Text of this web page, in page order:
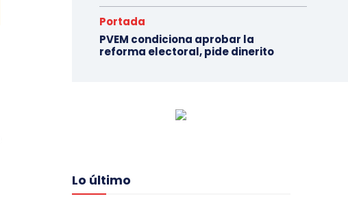
Portada
PVEM condiciona aprobar la
reforma electoral, pide dinerito
Lo último